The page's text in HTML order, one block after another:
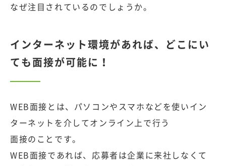
なぜ注目されているのでしょうか。
インターネット環境があれば、どこにい
ても面接が可能に！
WEB面接とは、パソコンやスマホなどを使いイン
ターネットを介してオンライン上で行う
面接のことです。
WEB面接であれば、応募者は企業に来社しなくて